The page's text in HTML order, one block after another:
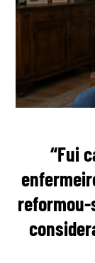
“Fui
reformou-